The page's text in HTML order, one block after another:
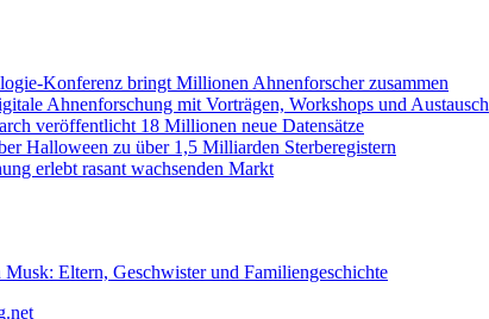
Konferenz bringt Millionen Ahnenforscher zusammen
Ahnenforschung mit Vorträgen, Workshops und Austausch
veröffentlicht 18 Millionen neue Datensätze
Halloween zu über 1,5 Milliarden Sterberegistern
erlebt rasant wachsenden Markt
Eltern, Geschwister und Familiengeschichte